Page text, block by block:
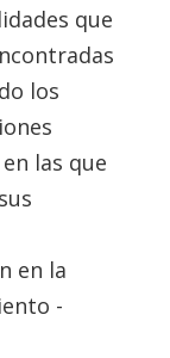
que
los
las que
en la
-